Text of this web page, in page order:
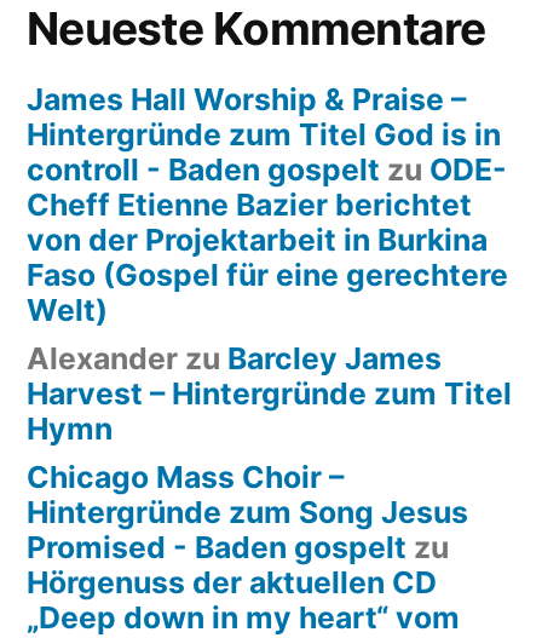
Neueste Kommentare
James Hall Worship & Praise –
Hintergründe zum Titel God is in
controll - Baden gospelt zu ODE-
Cheff Etienne Bazier berichtet
von der Projektarbeit in Burkina
Faso (Gospel für eine gerechtere
Welt)
Alexander zu Barcley James
Harvest – Hintergründe zum Titel
Hymn
Chicago Mass Choir –
Hintergründe zum Song Jesus
Promised - Baden gospelt zu
Hörgenuss der aktuellen CD
„Deep down in my heart“ vom